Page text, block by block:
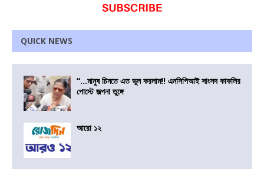
QUICK NEWS
“…মানুষ চিনতে এত ভুল করলাম!! এনসিপিআই সাংসদ কাকলির
পোস্টে জল্পনা তুঙ্গে
আরো ১২